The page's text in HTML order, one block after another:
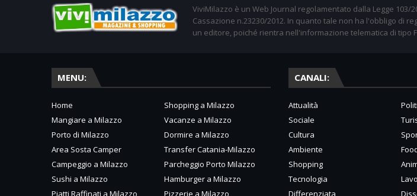
ViviMilazzo è un Web Journal regolamentato dalla Legge 103/
Cassazione n.23230/2012. In quanto tale non ha l'obbligo di
un editore, poiché rientra nell'informazione telematica di tipo
MENU:
Home
Shopping a Milazzo
Mangiare a Milazzo
Vacanze a Milazzo
Porto di Milazzo
Dormire a Milazzo
Area Sosta Camper
Transfer Catania-Milazzo
Campeggio a Milazzo
Parcheggio Porto Milazzo
Sushi a Milazzo
Hamburger a Milazzo
Piatti Raffinati a Milazzo
Pizzerie a Milazzo
CANALI:
Attualità
Sociale
Cultura
Ambiente
Shopping
Tecnologia
Differenziata